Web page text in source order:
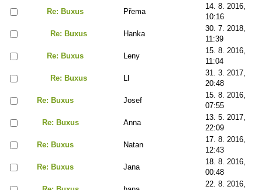
Re: Buxus
Přema
14. 8. 2016,
10:16
Re: Buxus
Hanka
30. 7. 2018,
11:39
Re: Buxus
Leny
15. 8. 2016,
11:04
Re: Buxus
Ll
31. 3. 2017,
20:48
Re: Buxus
Josef
15. 8. 2016,
07:55
Re: Buxus
Anna
13. 5. 2017,
22:09
Re: Buxus
Natan
17. 8. 2016,
12:43
Re: Buxus
Jana
18. 8. 2016,
00:48
22. 8. 2016,